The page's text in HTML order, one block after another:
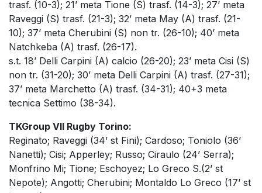
trasf. (10-3); 21’ meta Tione (S) trasf. (14-3); 27’ meta
Raveggi (S) trasf. (21-3); 32’ meta May (A) trasf. (21-
10); 37’ meta Cherubini (S) non tr. (26-10); 40’ meta
Natchkeba (A) trasf. (26-17).
s.t. 18’ Delli Carpini (A) calcio (26-20); 23’ meta Cisi (S)
non tr. (31-20); 30’ meta Delli Carpini (A) trasf. (27-31);
37’ meta Marchetto (A) trasf. (34-31); 40+3 meta
tecnica Settimo (38-34).
TKGroup VII Rugby Torino:
Reginato; Raveggi (34’ st Fini); Cardoso; Toniolo (36’
Nanetti); Cisi; Apperley; Russo; Ciraulo (24’ Serra);
Monfrino Mi; Tione; Eschoyez; Lo Greco S.(2’ st
Nepote); Angotti; Cherubini; Montaldo Lo Greco (17’ st